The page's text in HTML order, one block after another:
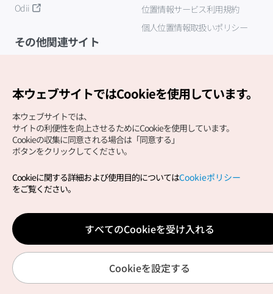
Odii
位置情報サービス利用規約
個人位置情報取扱いポリシー
その他関連サイト
Copyright (c) Korea Tourism Organization All Rights
サイトエラー報告公式メール
japanese@knto.or.kr
本ウェブサイトではCookieを使用しています。
本ウェブサイトでは、
サイトの利便性を向上させるためにCookieを使用しています。
Cookieの収集に同意される場合は「同意する」
ボタンをクリックしてください。
Cookieに関する詳細および使用目的についてはCookieポリシー
をご覧ください。
すべてのCookieを受け入れる
Cookieを設定する